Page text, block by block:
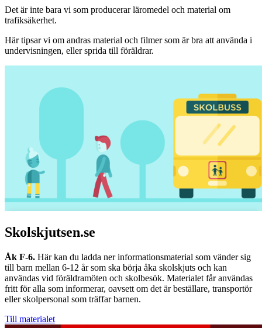
Det är inte bara vi som producerar läromedel och material om
trafiksäkerhet.
Här tipsar vi om andras material och filmer som är bra att använda i
undervisningen, eller sprida till föräldrar.
Skolskjutsen.se
Åk F-6. Här kan du ladda ner informationsmaterial som vänder sig
till barn mellan 6-12 år som ska börja åka skolskjuts och kan
användas vid föräldramöten och skolbesök. Materialet får användas
fritt för alla som informerar, oavsett om det är beställare, transportör
eller skolpersonal som träffar barnen.
Till materialet